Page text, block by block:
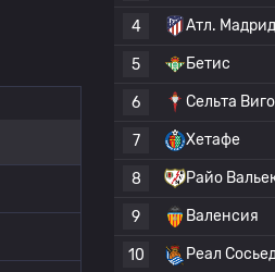
4 Атл. Мадрид
5 Бетис
6 Сельта Виго
7 Хетафе
8 Райо
9 Валенсия
10 Реал